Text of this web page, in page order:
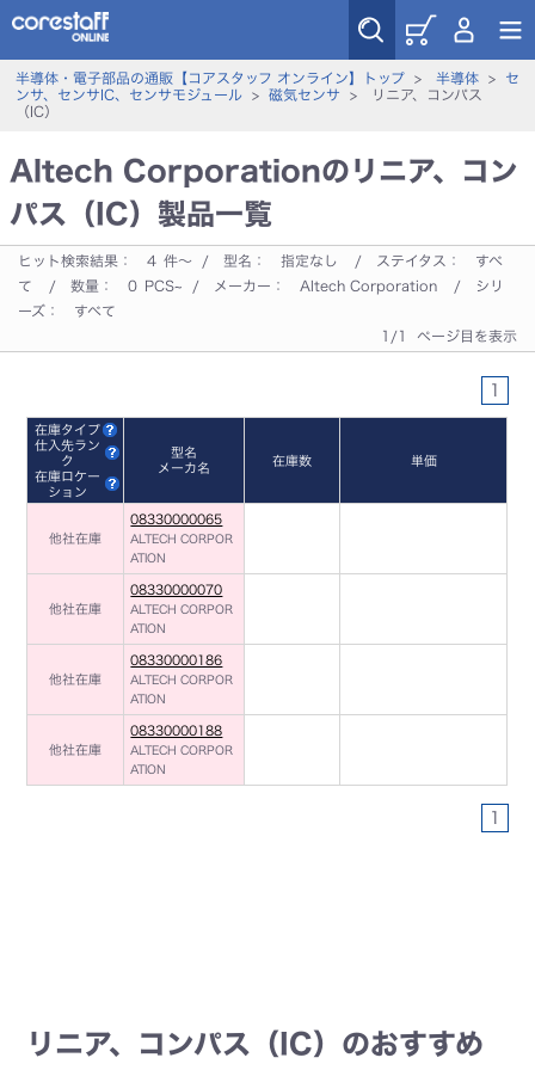
半導体・電子部品の通販【コアスタッフ オンライン】トップ> 半導体>
セ
ンサ、センサIC、センサモジュール> 磁気センサ > リニア、コンパス
（IC）
Altech Corporationのリニア、コン
パス（IC）製品一覧
ヒット検索結果： 4 件～ / 型名： 指定なし / ステイタス：
すべ
て
/ 数量： 0 PCS~ / メーカー： Altech Corporation
/ シリ
ーズ：
すべて
1/1 ページ目を表示
1
在庫タイプ
仕入先ラン
ク
在庫ロケー
ション
型名
メーカ名
在庫数 単価
他社在庫
08330000065
ALTECH CORPOR
ATION
他社在庫
08330000070
ALTECH CORPOR
ATION
他社在庫
08330000186
ALTECH CORPOR
ATION
他社在庫
08330000188
ALTECH CORPOR
ATION
1
リニア、コンパス（IC）のおすすめ